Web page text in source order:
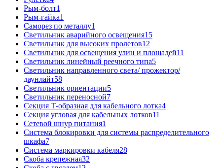
Рым-болт1
Рым-гайка1
Саморез по металлу1
Светильник аварийного освещения15
Светильник для высоких пролетов12
Светильник для освещения улиц и площадей11
Светильник линейный реечного типа5
Светильник направленного света/ прожектор/
даунлайт58
Светильник ориентации5
Светильник переносной7
Секция Т-образная для кабельного лотка4
Секция угловая для кабельных лотков11
Сетевой шнур питания1
Система блокировки для системы распределительного
шкафа7
Система маркировки кабеля28
Скоба крепежная32